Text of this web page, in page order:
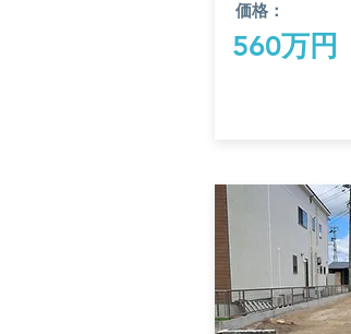
価格：
560万円